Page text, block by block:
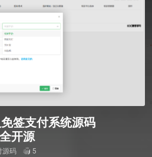
签支付系统源码
开源
源码 5